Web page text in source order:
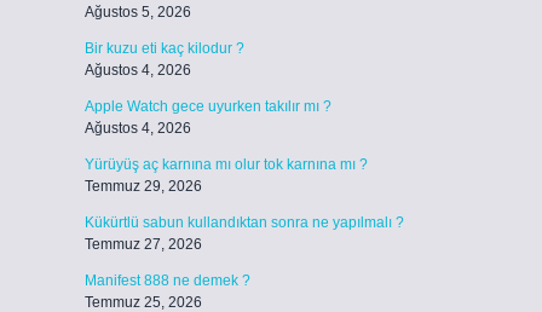
Ağustos 5, 2026
Bir kuzu eti kaç kilodur ?
Ağustos 4, 2026
Apple Watch gece uyurken takılır mı ?
Ağustos 4, 2026
Yürüyüş aç karnına mı olur tok karnına mı ?
Temmuz 29, 2026
Kükürtlü sabun kullandıktan sonra ne yapılmalı ?
Temmuz 27, 2026
Manifest 888 ne demek ?
Temmuz 25, 2026